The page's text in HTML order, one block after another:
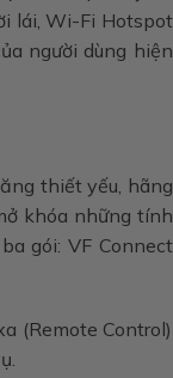
lái, Wi-Fi Hotspot
người dùng hiện
thiết yếu, hãng
khóa những tính
gói: VF Connect
(Remote Control)